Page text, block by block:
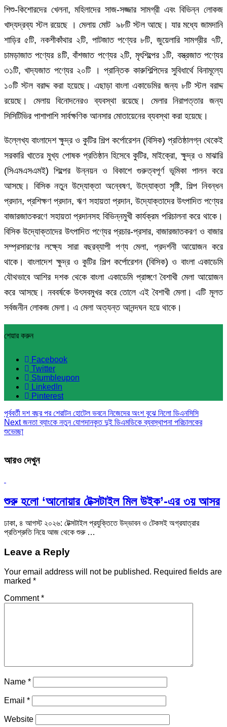
শিশু-কিশোরদের খেলনা, মহিলাদের সাজ-সজ্জার সামগ্রী এবং বিভিন্ন লোকজ
খাদ্যদ্রব্য স্টল রয়েছে । মেলায় মোট ৯৮টি স্টল আছে। যার মধ্যে জামদানি
শাড়ির ৫টি, নকশীকাঁথার ২টি, পাটজাত পণ্যের ৮টি, জুয়েলারি সামগ্রীর ৭টি,
চামড়াজাত পণ্যের ৪টি, বাঁশজাত পণ্যের ২টি, মৃৎশিল্পের ১টি, বস্ত্রজাত পণ্যের
৩১টি, খাদ্যজাত পণ্যের ২০টি । প্রান্তিক কারুশিল্পিদের সুবিধার্থে বিনামূল্যে
১০টি স্টল বরাদ্দ করা হয়েছে। এছাড়া বাংলা একাডেমির জন্য ৮টি স্টল বরাদ্দ
রয়েছে। মেলায় বিনোদনেরও ব্যবস্থা রয়েছে। মেলার নিরাপত্তার জন্য
সিসিটিভির পাশাপাশি সার্বক্ষণিক আনসার মোতায়েনের ব্যবস্থা করা হয়েছে।
উল্লেখ্য বাংলাদেশ ক্ষুদ্র ও কুটির শিল্প কর্পোরেশন (বিসিক) প্রতিষ্ঠালগ্ন থেকেই
সরকারি খাতের মুখ্য পোষক প্রতিষ্ঠান হিসেবে কুটির, মাইক্রো, ক্ষুদ্র ও মাঝারি
(সিএমএসএমই) শিল্পের উন্নয়ন ও বিকাশে গুরুত্বপূর্ণ ভূমিকা পালন করে
আসছে। বিসিক নতুন উদ্যোক্তা অন্বেষণ, উদ্যোক্তা সৃষ্টি, শিল্প নিবন্ধন
প্রদান, প্রশিক্ষণ প্রদান, ঋণ সহায়তা প্রদান, উদ্যোক্তাদের উৎপাদিত পণ্যের
বাজারজাতকরণে সহায়তা প্রদানসহ বিভিন্নমুখী কার্যক্রম পরিচালনা করে থাকে।
বিসিক উদ্যোক্তাদের উৎপাদিত পণ্যের প্রচার-প্রসার, বাজারজাতকরণ ও বাজার
সম্প্রসারণের লক্ষ্যে সারা বছরব্যাপী পণ্য মেলা, প্রদর্শনী আয়োজন করে
থাকে। বাংলাদেশ ক্ষুদ্র ও কুটির শিল্প কর্পোরেশন (বিসিক) ও বাংলা একাডেমি
যৌথভাবে আশির দশক থেকে বাংলা একাডেমি প্রাঙ্গণে বৈশাখী মেলা আয়োজন
করে আসছে। নববর্ষকে উৎসবমুখর করে তোলে এই বৈশাখী মেলা। এটি মূলত
সর্বজনীন লোকজ মেলা। এ মেলা অত্যন্ত আনন্দঘন হয়ে থাকে।
শেয়ার করুন
Facebook
Twitter
Stumbleupon
LinkedIn
Pinterest
পূর্ববর্তীদশ বছর পর শেরাটন হোটেল ভবনে নিজেদের অংশ বুঝে নিলো ডিএনসিসি
Nextজনতা ব্যাংকে নতুন যোগদানকৃত দুই ডিএমডিকে ব্যবস্থাপনা পরিচালকের
শুভেচ্ছা
আরও দেখুন
শুরু হলো ‘আনোয়ার টেক্সটাইল মিল উইক’-এর ৩য় আসর
ঢাকা, ৪ আগস্ট ২০২৬: টেক্সটাইল প্রযুক্তিতে উদ্ভাবন ও টেকসই অগ্রযাত্রার
প্রতিশ্রুতি নিয়ে আজ থেকে শুরু …
Leave a Reply
Your email address will not be published. Required fields are
marked *
Comment*
Name *
Email *
Website